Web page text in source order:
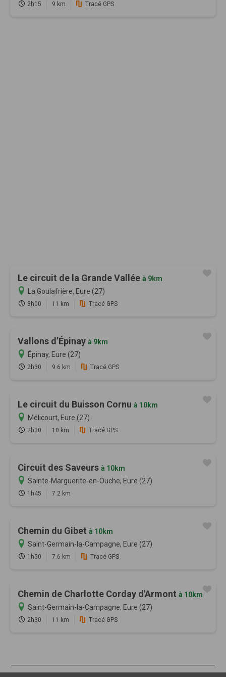
2h15 9 km Tracé GPS
Le circuit de la Grande Vallée à 9km
La Goulafrière, Eure (27)
3h00 11 km Tracé GPS
Vallons d’Épinay à 9km
Épinay, Eure (27)
2h30 9.6 km Tracé GPS
Le circuit du Buisson Cornu à 10km
Mélicourt, Eure (27)
2h30 10 km Tracé GPS
Circuit des Saveurs à 10km
Sainte-Marguerite-en-Ouche, Eure (27)
1h45 7.2 km
Chemin du Gibet à 10km
Saint-Germain-la-Campagne, Eure (27)
1h50 7.6 km Tracé GPS
Chemin de Charlotte Corday d'Armont à 10km
Saint-Germain-la-Campagne, Eure (27)
2h30 11 km Tracé GPS